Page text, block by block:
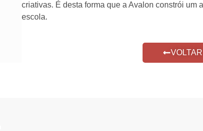
criativas. É desta forma que a Avalon constrói um
escola.